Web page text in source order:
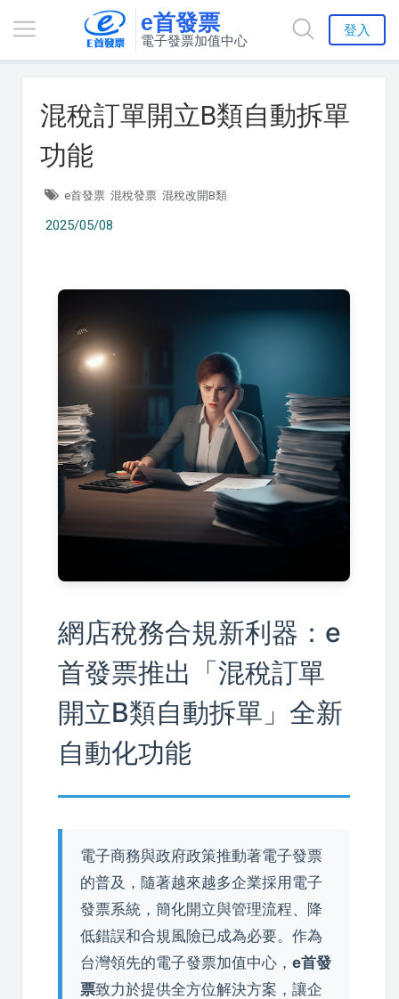
e首發票
電子發票加值中心
登入
混稅訂單開立B類自動拆單
功能
e首發票 混稅發票 混稅改開B類
2025/05/08
網店稅務合規新利器：e
首發票推出「混稅訂單
開立B類自動拆單」全新
自動化功能
電子商務與政府政策推動著電子發票
的普及，隨著越來越多企業採用電子
發票系統，簡化開立與管理流程、降
低錯誤和合規風險已成為必要。作為
台灣領先的電子發票加值中心， e首發
票致力於提供全方位解決方案，讓企